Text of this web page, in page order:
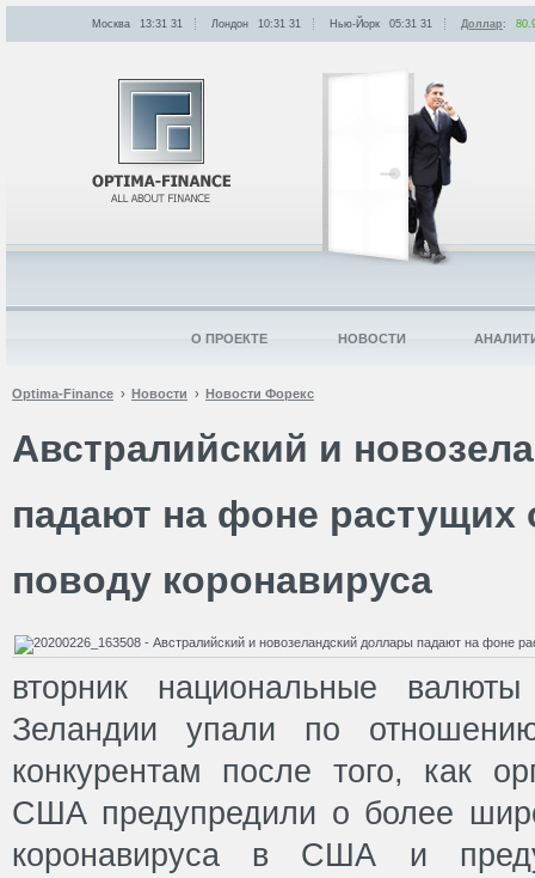
Optima-Finance Новости Новости Форекс
Австралийский и
падают на фоне растущих
поводу коронавируса
вторник национальные
Зеландии упали по
конкурентам после того, как
США предупредили о более
коронавируса в США и
Москва 13:31 31 Лондон 10:31 31 Нью-Йорк 05:31 31 Доллар:
О ПРОЕКТЕ НОВОСТИ